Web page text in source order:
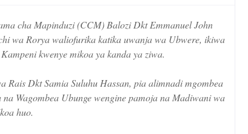
cha Mapinduzi (CCM) Balozi Dkt Emmanuel John
wa Rorya waliofurika katika uwanja wa Ubwere, ikiwa
kwenye mikoa ya kanda ya ziwa.
Rais Dkt Samia Suluhu Hassan, pia alimnadi mgombea
Wagombea Ubunge wengine pamoja na Madiwani wa
huo.